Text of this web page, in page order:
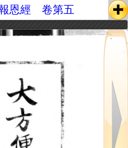
報恩經 卷第五